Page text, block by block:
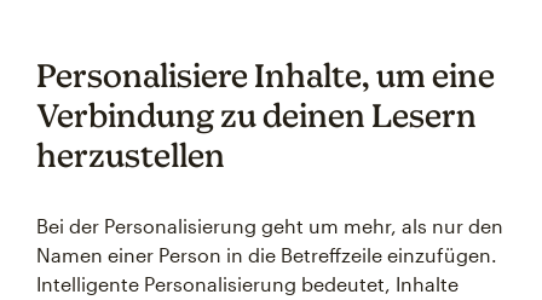
Personalisiere Inhalte, um eine
Verbindung zu deinen Lesern
herzustellen
Bei der Personalisierung geht um mehr, als nur den
Namen einer Person in die Betreffzeile einzufügen.
Intelligente Personalisierung bedeutet, Inhalte